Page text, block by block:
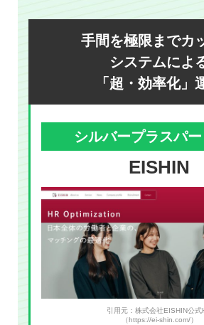
手間を極限までカ
システムによ
「超・効率化」
シルバープラスパ
EISHIN
引用元：株式会社EISHIN公式
（https://ei-shin.com/）